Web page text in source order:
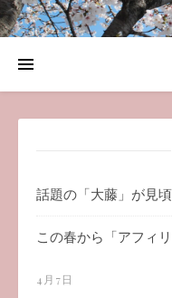
話題の「大藤」が見
この春から「アフィ
4月7日